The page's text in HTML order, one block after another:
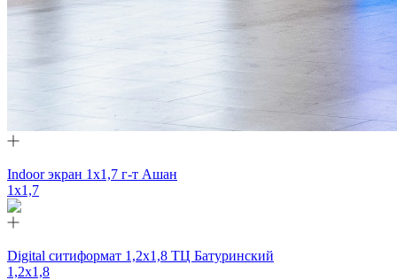
Indoor экран 1х1,7 г-т Ашан
1x1,7
Digital ситиформат 1,2х1,8 ТЦ Батуринский
1,2x1,8